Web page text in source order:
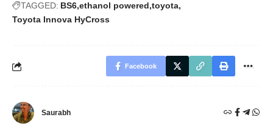
TAGGED: BS6 ethanol powered toyota
Toyota Innova HyCross
Facebook
Saurabh